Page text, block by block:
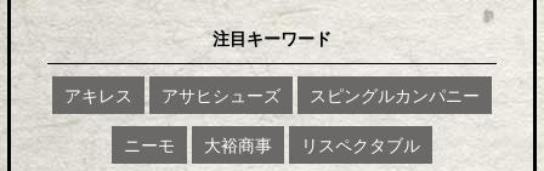
注目キーワード
アキレス アサヒシューズ スピングルカンパニー
ニーモ 大裕商事 リスペクタブル